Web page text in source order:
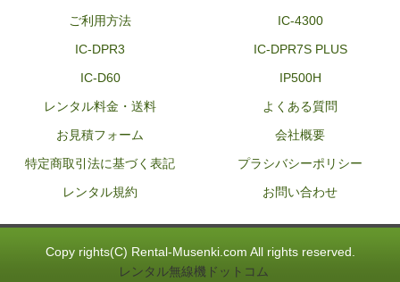
ご利用方法
IC-4300
IC-DPR3
IC-DPR7S PLUS
IC-D60
IP500H
レンタル料金・送料
よくある質問
お見積フォーム
会社概要
特定商取引法に基づく表記
プラシバシーポリシー
レンタル規約
お問い合わせ
Copy rights(C) Rental-Musenki.com All rights reserved.
レンタル無線機ドットコム